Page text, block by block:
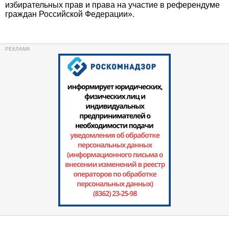
избирательных прав и права на участие в референдуме
граждан Российской Федерации».